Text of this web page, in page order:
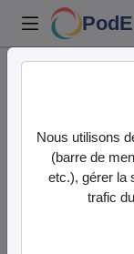
Votre
si vous
êtes un
humain en
Nous utilisons
(barre de
etc.), gérer la
trafic